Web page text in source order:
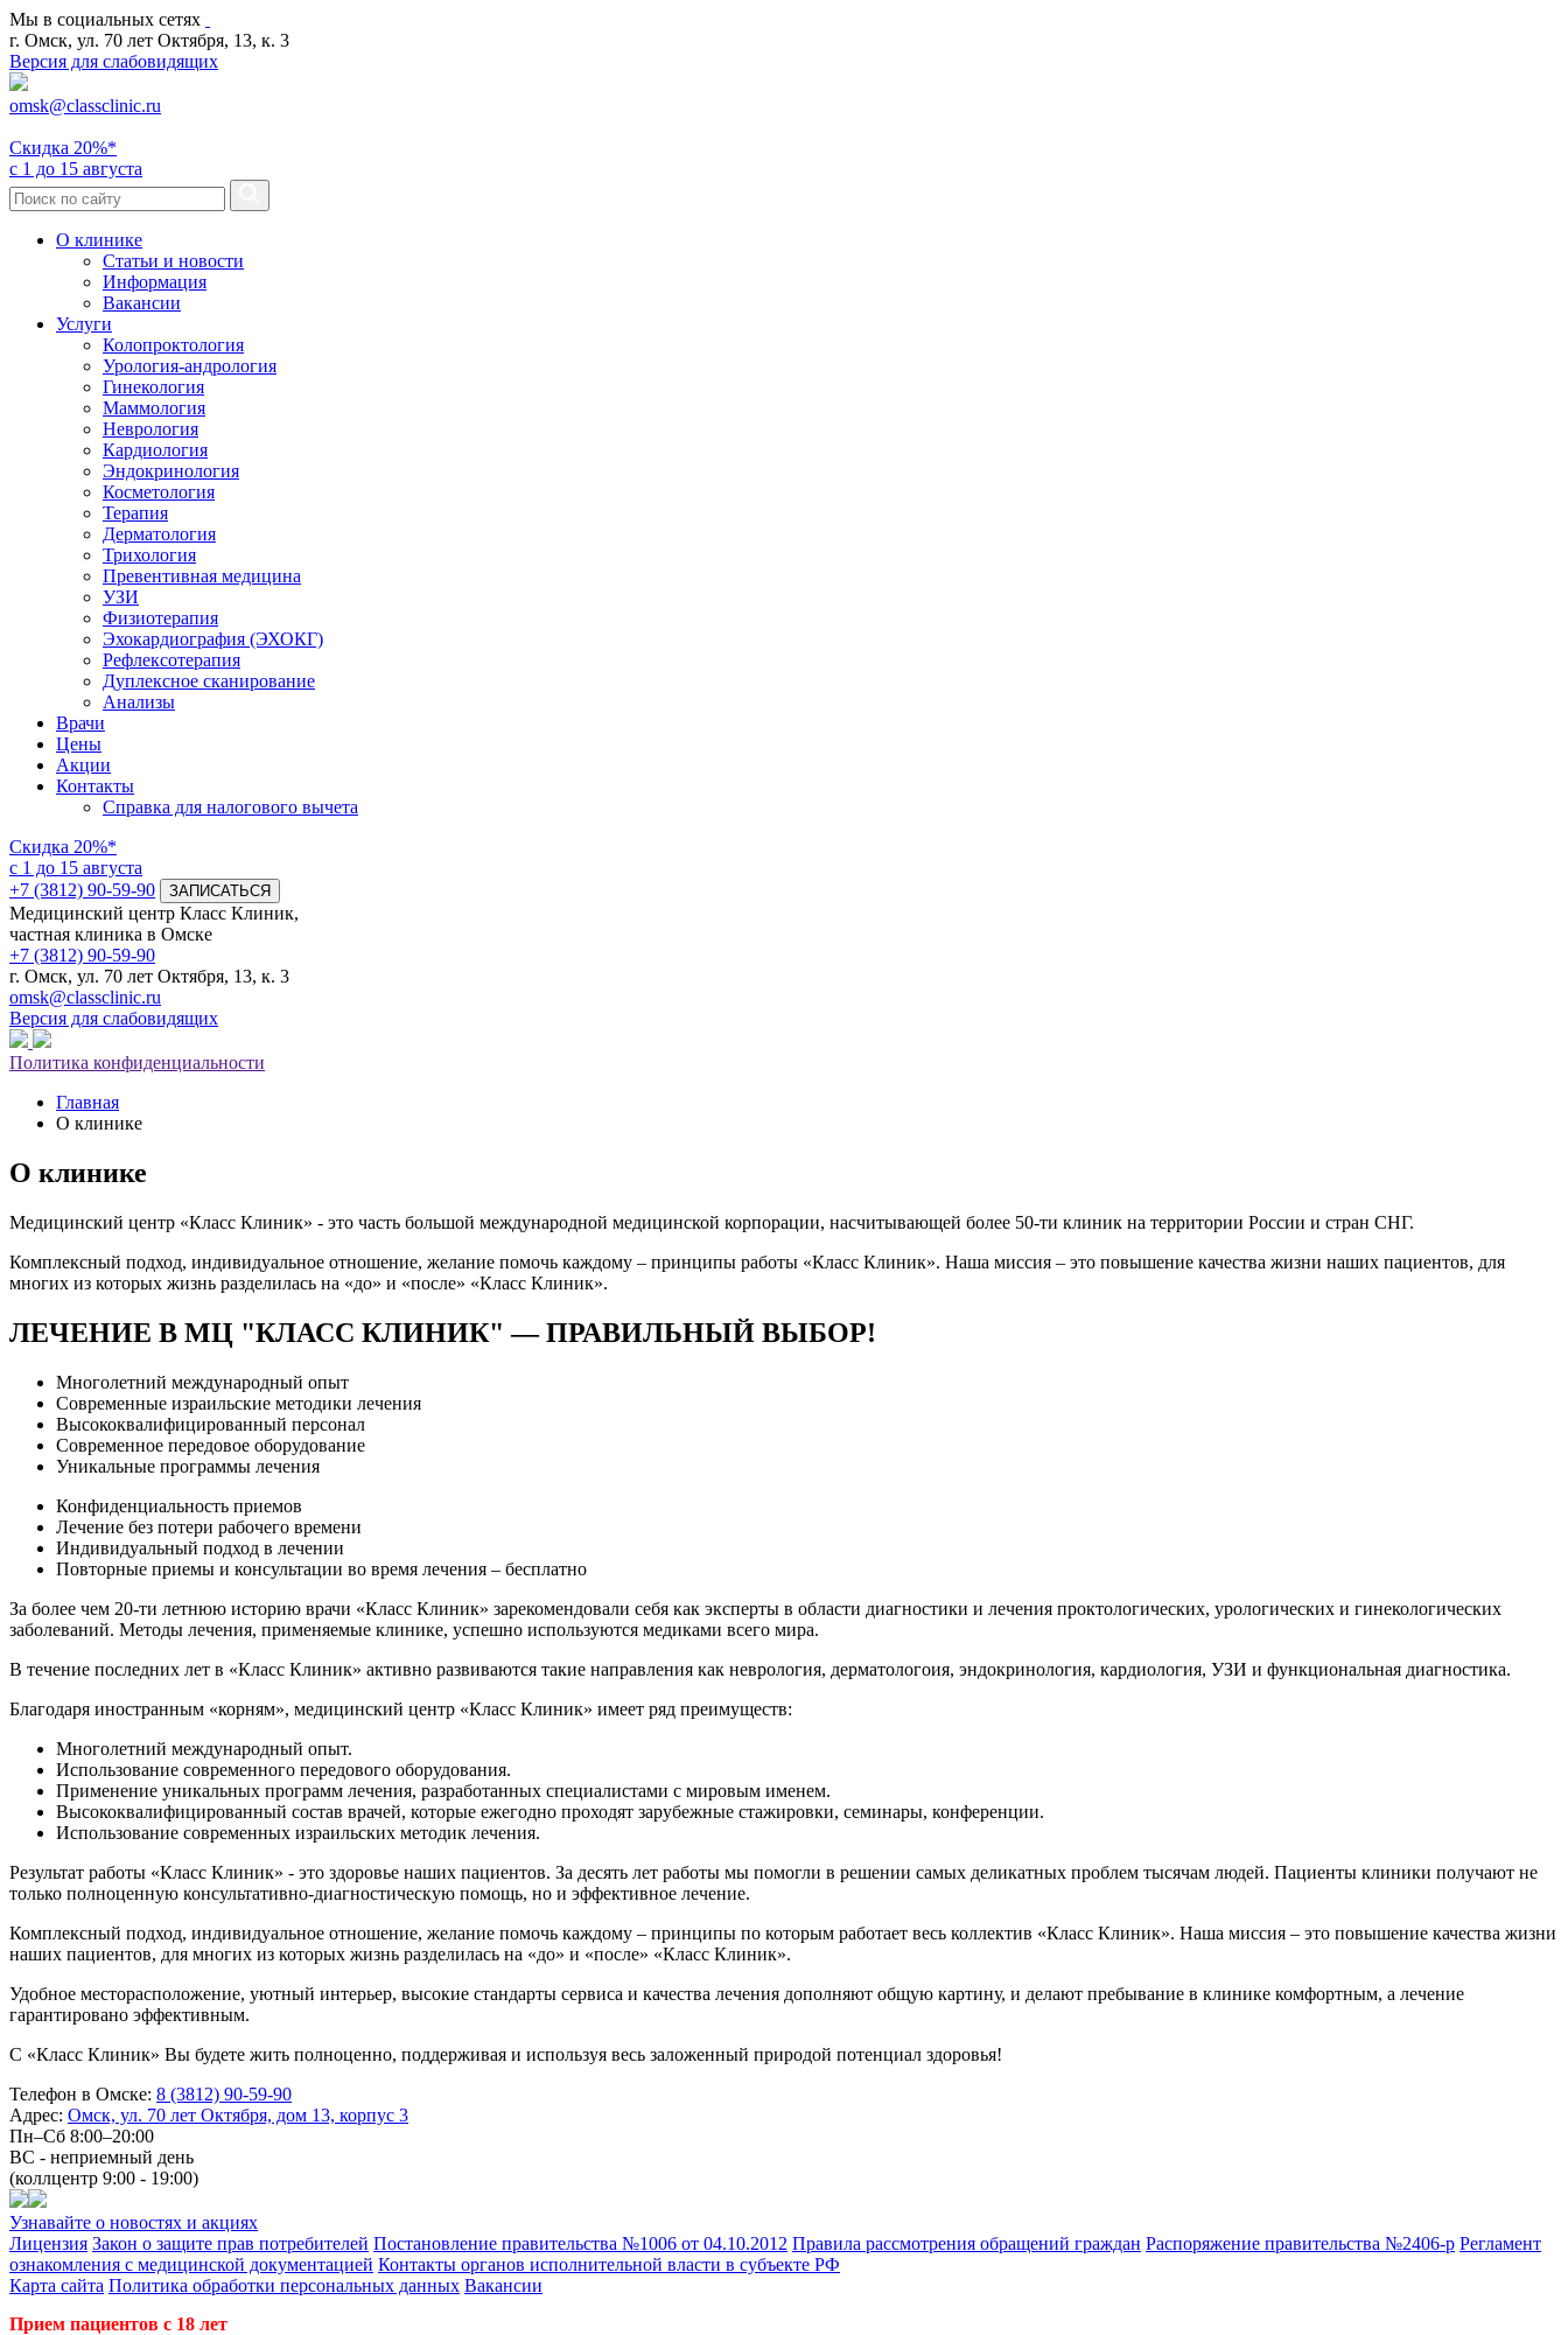
Мы в социальных сетях
г. Омск, ул. 70 лет Октября, 13, к. 3
Версия для слабовидящих
omsk@classclinic.ru
Скидка 20%*
с 1 до 15 августа
О клинике
Статьи и новости
Информация
Вакансии
Услуги
Колопроктология
Урология-андрология
Гинекология
Маммология
Неврология
Кардиология
Эндокринология
Косметология
Терапия
Дерматология
Трихология
Превентивная медицина
УЗИ
Физиотерапия
Эхокардиография (ЭХОКГ)
Рефлексотерапия
Дуплексное сканирование
Анализы
Врачи
Цены
Акции
Контакты
Справка для налогового вычета
Скидка 20%*
с 1 до 15 августа
+7 (3812) 90-59-90
ЗАПИСАТЬСЯ
Медицинский центр Класс Клиник,
частная клиника в Омске
+7 (3812) 90-59-90
г. Омск, ул. 70 лет Октября, 13, к. 3
omsk@classclinic.ru
Версия для слабовидящих
Политика конфиденциальности
Главная
О клинике
О клинике
Медицинский центр «Класс Клиник» - это часть большой международной медицинской корпорации, насчитывающей более 50-ти клиник на территории России и стран СНГ.
Комплексный подход, индивидуальное отношение, желание помочь каждому – принципы работы «Класс Клиник». Наша миссия – это повышение качества жизни наших пациентов, для
многих из которых жизнь разделилась на «до» и «после» «Класс Клиник».
ЛЕЧЕНИЕ В МЦ "КЛАСС КЛИНИК" — ПРАВИЛЬНЫЙ ВЫБОР!
Многолетний международный опыт
Современные израильские методики лечения
Высококвалифицированный персонал
Современное передовое оборудование
Уникальные программы лечения
Конфиденциальность приемов
Лечение без потери рабочего времени
Индивидуальный подход в лечении
Повторные приемы и консультации во время лечения – бесплатно
За более чем 20-ти летнюю историю врачи «Класс Клиник» зарекомендовали себя как эксперты в области диагностики и лечения проктологических, урологических и гинекологических
заболеваний. Методы лечения, применяемые клинике, успешно используются медиками всего мира.
В течение последних лет в «Класс Клиник» активно развиваются такие направления как неврология, дерматологоия, эндокринология, кардиология, УЗИ и функциональная диагностика.
Благодаря иностранным «корням», медицинский центр «Класс Клиник» имеет ряд преимуществ:
Многолетний международный опыт.
Использование современного передового оборудования.
Применение уникальных программ лечения, разработанных специалистами с мировым именем.
Высококвалифицированный состав врачей, которые ежегодно проходят зарубежные стажировки, семинары, конференции.
Использование современных израильских методик лечения.
Результат работы «Класс Клиник» - это здоровье наших пациентов. За десять лет работы мы помогли в решении самых деликатных проблем тысячам людей. Пациенты клиники получают не
только полноценную консультативно-диагностическую помощь, но и эффективное лечение.
Комплексный подход, индивидуальное отношение, желание помочь каждому – принципы по которым работает весь коллектив «Класс Клиник». Наша миссия – это повышение качества жизни
наших пациентов, для многих из которых жизнь разделилась на «до» и «после» «Класс Клиник».
Удобное месторасположение, уютный интерьер, высокие стандарты сервиса и качества лечения дополняют общую картину, и делают пребывание в клинике комфортным, а лечение
гарантировано эффективным.
С «Класс Клиник» Вы будете жить полноценно, поддерживая и используя весь заложенный природой потенциал здоровья!
Телефон в Омске: 8 (3812) 90-59-90
Адрес: Омск, ул. 70 лет Октября, дом 13, корпус 3
Пн–Сб 8:00–20:00
ВС - неприемный день
(коллцентр 9:00 - 19:00)
Узнавайте о новостях и акциях
Лицензия Закон о защите прав потребителей Постановление правительства №1006 от 04.10.2012 Правила рассмотрения обращений граждан Распоряжение правительства №2406-р Регламент
ознакомления с медицинской документацией Контакты органов исполнительной власти в субъекте РФ
Карта сайта Политика обработки персональных данных Вакансии
Прием пациентов с 18 лет